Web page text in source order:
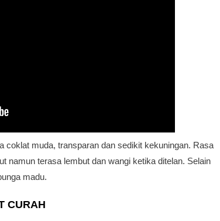
coklat muda, transparan dan sedikit kekuningan. Rasa
namun terasa lembut dan wangi ketika ditelan. Selain
madu.
CURAH